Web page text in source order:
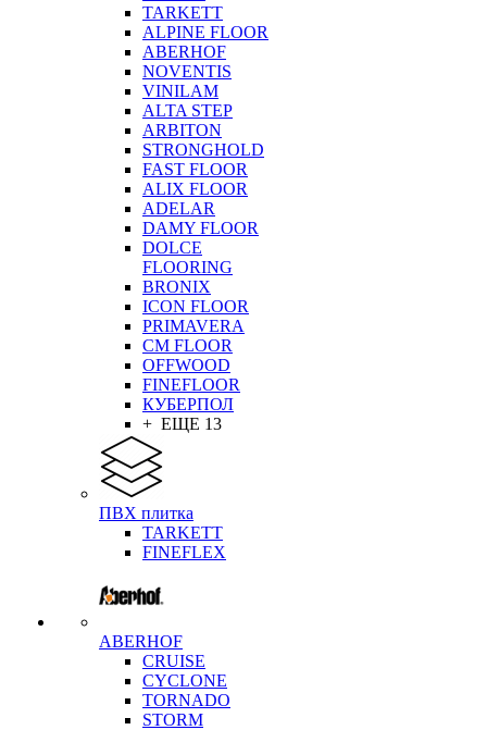
TARKETT
ALPINE FLOOR
ABERHOF
NOVENTIS
VINILAM
ALTA STEP
ARBITON
STRONGHOLD
FAST FLOOR
ALIX FLOOR
ADELAR
DAMY FLOOR
DOLCE
FLOORING
BRONIX
ICON FLOOR
PRIMAVERA
CM FLOOR
OFFWOOD
FINEFLOOR
КУБЕРПОЛ
+ ЕЩЕ 13
ПВХ плитка
TARKETT
FINEFLEX
ABERHOF
CRUISE
CYCLONE
TORNADO
STORM